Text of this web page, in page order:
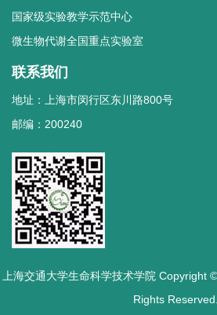
国家级实验教学示范中心
微生物代谢全国重点实验室
联系我们
地址：上海市闵行区东川路800号
邮编：200240
上海交通大学生命科学技术学院 Copyright
Rights Reserved.